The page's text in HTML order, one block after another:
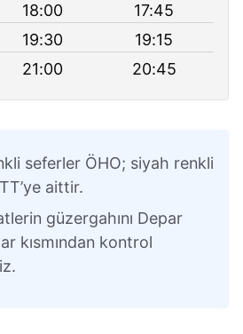
18:00
17:45
19:30
19:15
21:00 20:45
seferler ÖHO; siyah renkli
aittir.
güzergahını Depar
kısmından kontrol